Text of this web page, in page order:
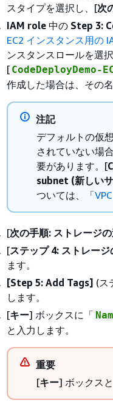
スタイプを選択し、[次
IAM role 中の Step 3:
EC2 インスタンス用の
ンスタンスロールを選
[
作成した場合は、その
注記
デフォルトの仮
されていない場
要があります。[
subnet (新しい
ついては、「
[次の手順: ストレージ
[ステップ 4: ストレージ
ます。
[Step 5: Add Tags] (ス
します。
[キー] ボックスに「
と入力します。
重要
[キー] ボックス